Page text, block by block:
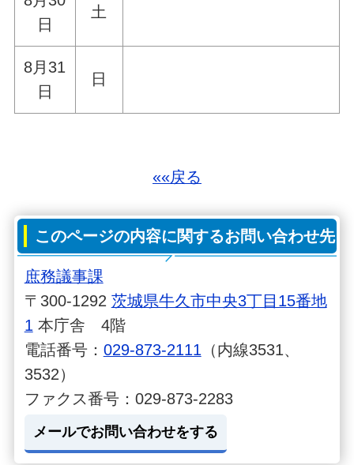
日
土
8月31
日
日
««戻る
このページの内容に関するお問い合わせ先
庶務議事課
〒300-1292 茨城県牛久市中央3丁目15番地
1 本庁舎 4階
電話番号： 029-873-2111 （内線3531、
3532）
ファクス番号：029-873-2283
メールでお問い合わせをする